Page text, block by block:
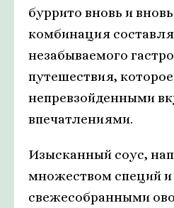
буррито вновь и
комбинация
незабываемого
путешествия,
непревзойденными
впечатлениями.
Изысканный соус,
множеством специй и
свежесобранными